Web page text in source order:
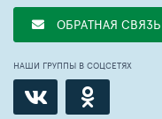
ОБРАТНАЯ СВЯЗЬ
НАШИ ГРУППЫ В СОЦСЕТЯХ